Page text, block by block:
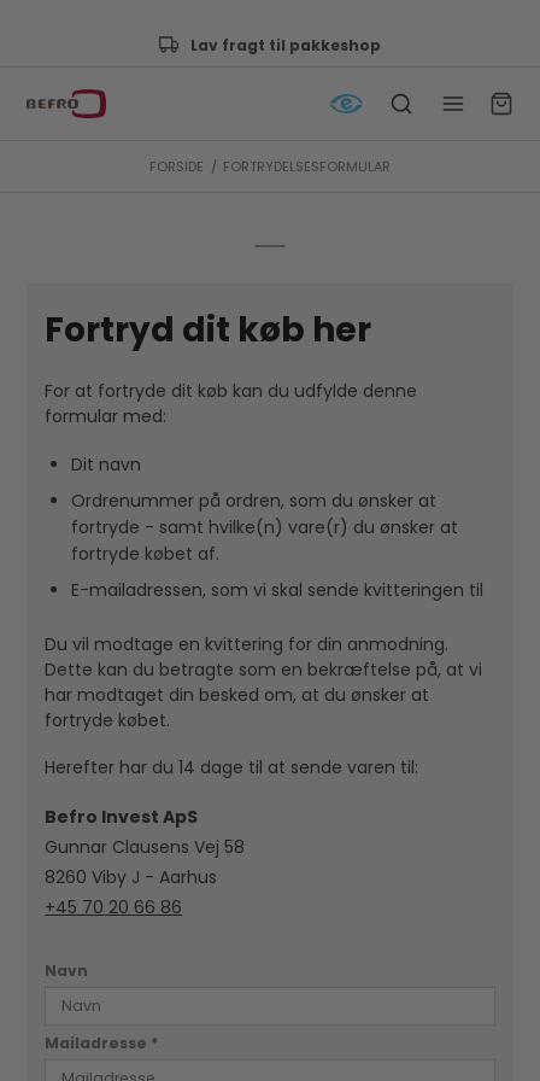
Lav fragt til pakkeshop
FORSIDE / FORTRYDELSESFORMULAR
Fortryd dit køb her
For at fortryde dit køb kan du udfylde denne
formular med:
Dit navn
Ordrenummer på ordren, som du ønsker at
fortryde - samt hvilke(n) vare(r) du ønsker at
fortryde købet af.
E-mailadressen, som vi skal sende kvitteringen til
Du vil modtage en kvittering for din anmodning.
Dette kan du betragte som en bekræftelse på, at vi
har modtaget din besked om, at du ønsker at
fortryde købet.
Herefter har du 14 dage til at sende varen til:
Befro Invest ApS
Gunnar Clausens Vej 58
8260 Viby J - Aarhus
+45 70 20 66 86
Navn
Mailadresse *